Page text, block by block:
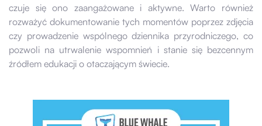
czuje się ono zaangażowane i aktywne. Warto również
rozważyć dokumentowanie tych momentów poprzez zdjęcia
czy prowadzenie wspólnego dziennika przyrodniczego, co
pozwoli na utrwalenie wspomnień i stanie się bezcennym
źródłem edukacji o otaczającym świecie.